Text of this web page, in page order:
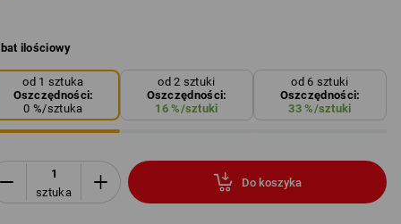
ilościowy
od 1 sztuka
Oszczędności:
0 %/sztuka
od 2 sztuki
Oszczędności:
16%/sztuki
od 6 sztuki
Oszczędności:
33%/sztuki
sztuka
Do koszyka